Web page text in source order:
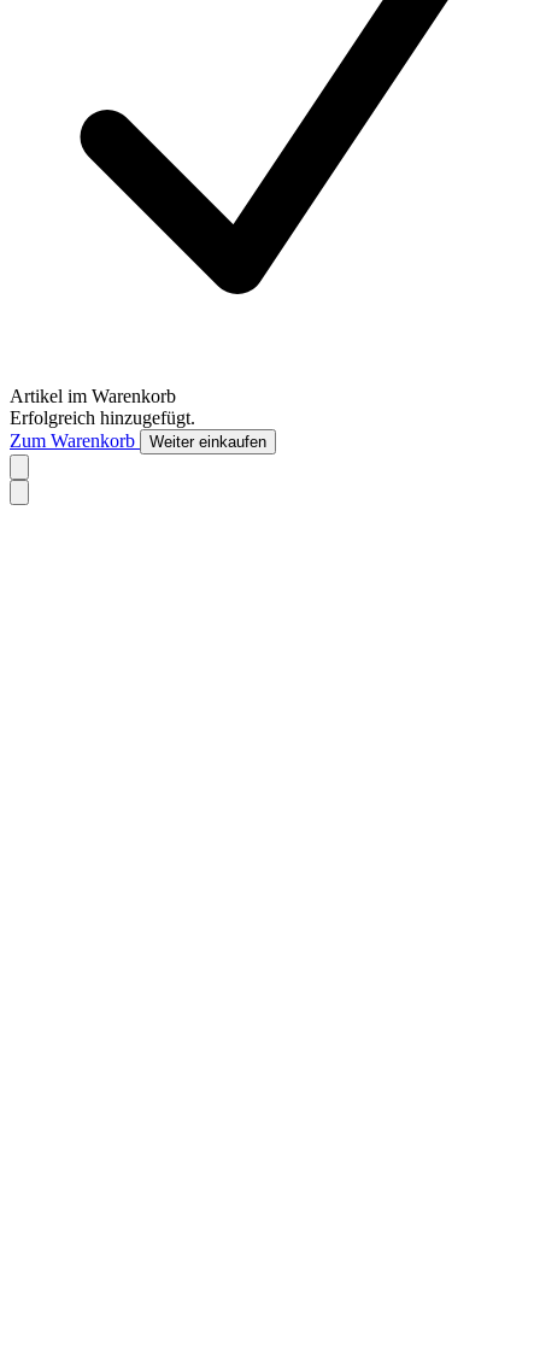
Artikel im Warenkorb
Erfolgreich hinzugefügt.
Zum Warenkorb
Weiter einkaufen